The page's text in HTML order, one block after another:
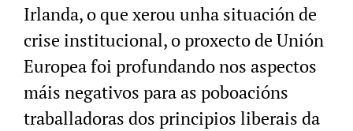
Irlanda, o que xerou unha situación de
crise institucional, o proxecto de Unión
Europea foi profundando nos aspectos
máis negativos para as poboacións
traballadoras dos principios liberais da